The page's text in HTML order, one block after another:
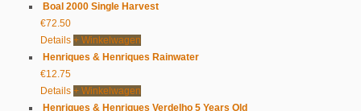
Boal 2000 Single Harvest
€72.50
Details + Winkelwagen
Henriques & Henriques Rainwater
€12.75
Details + Winkelwagen
Henriques & Henriques Verdelho 5 Years Old